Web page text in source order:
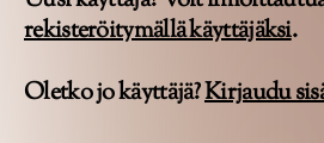
rekisteröitymällä käyttäjäksi.
Oletko jo käyttäjä?Kirjaudu